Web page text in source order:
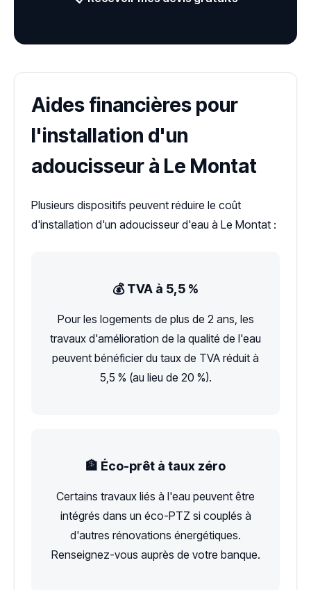
Aides financières pour
l'installation d'un
adoucisseur à Le Montat
Plusieurs dispositifs peuvent réduire le coût
d'installation d'un adoucisseur d'eau à Le Montat :
💰 TVA à 5,5 %
Pour les logements de plus de 2 ans, les
travaux d'amélioration de la qualité de l'eau
peuvent bénéficier du taux de TVA réduit à
5,5 % (au lieu de 20 %).
🏦 Éco-prêt à taux zéro
Certains travaux liés à l'eau peuvent être
intégrés dans un éco-PTZ si couplés à
d'autres rénovations énergétiques.
Renseignez-vous auprès de votre banque.